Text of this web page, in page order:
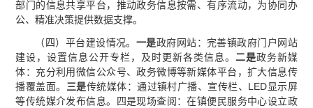
部门的信息共享平台，推动政务信息按需、有序流动，为协同办
公、精准决策提供数据支撑。
（四）平台建设情况。 一是政府网站：完善镇政府门户网站
建设，设置信息公开专栏，及时更新各类信息。 二是政务新媒
体：充分利用微信公众号、政务微博等新媒体平台，扩大信息传
播覆盖面。 三是传统媒体：通过镇村广播、宣传栏、LED显示屏
等传统媒介发布信息。四是现场查阅：在镇便民服务中心设立政